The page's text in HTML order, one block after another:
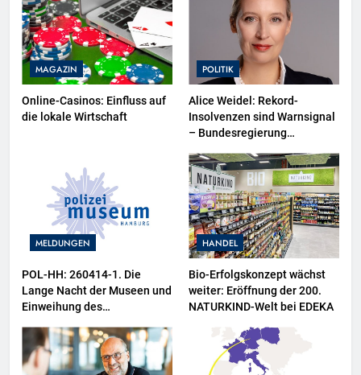
MAGAZIN
Online-Casinos: Einfluss auf
die lokale Wirtschaft
POLITIK
Alice Weidel: Rekord-
Insolvenzen sind Warnsignal
– Bundesregierung
Wirtschaftskrise
MELDUNGEN
POL-HH: 260414-1. Die
Lange Nacht der Museen und
Einweihung des
sowie neuer
Ausstellungsbereiche im
Polizeimuseum Hamburg
HANDEL
Bio-Erfolgskonzept wächst
weiter: Eröffnung der 200.
NATURKIND-Welt bei EDEKA